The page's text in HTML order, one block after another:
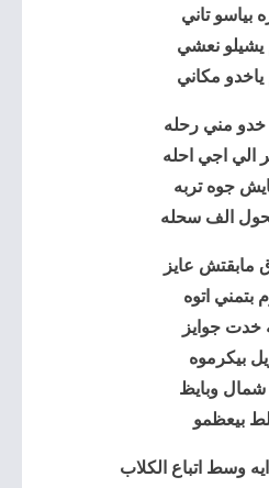
بياسو تاني
نعشي
مكاني
خدو مني رحله
الي اجي احله
جوه تربه
الف سحله
مابقتش عايز
بتمني اتوه
خدت جوايز
بيكرموه
شمال وبايظ
بيعظمو
وسط اتباع الكلاب